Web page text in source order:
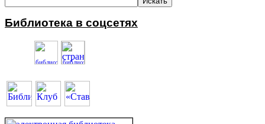
Библиотека в соцсетях